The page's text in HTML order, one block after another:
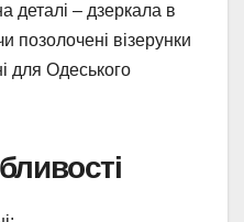
деталі – дзеркала в
позолочені візерунки
для Одеського